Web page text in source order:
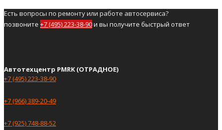
Есть вопросы по ремонту или работе автосервиса?
позвоните +7 (495) 223-38-90и вы получите быстрый ответ
Автотехцентр PMRK (ОТРАДНОЕ)
+7 (495) 223-38-90
+7 (966) 389-20-49
+7 (925) 748-88-52